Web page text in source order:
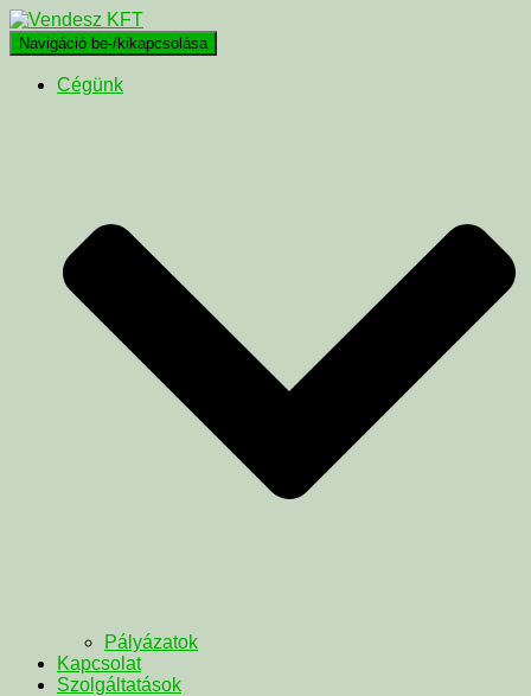
Navigáció be-/kikapcsolása
Cégünk
Pályázatok
Kapcsolat
Szolgáltatások